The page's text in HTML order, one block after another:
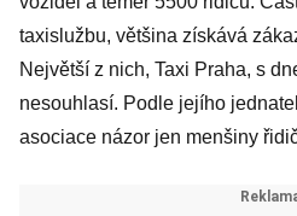
taxislužbu, většina získává
Největší z nich, Taxi Praha, s
nesouhlasí. Podle jejího
asociace názor jen menšiny